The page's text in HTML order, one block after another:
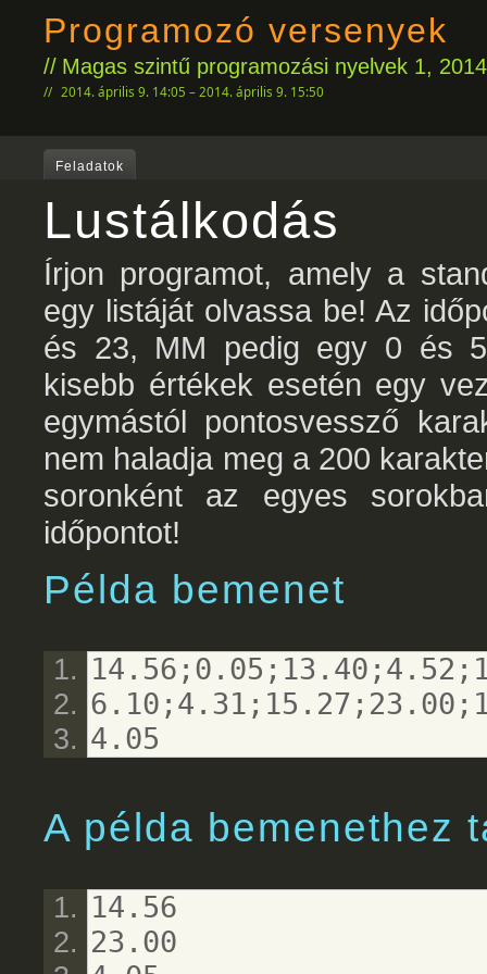
Programozó versenyek
Magas szintű programozási nyelvek 1,
2014. április 9. 14:05 – 2014. április 9. 15:50
Feladatok
Lustálkodás
Írjon programot, amely a
egy listáját olvassa be! Az
és 23, MM pedig egy 0 és
kisebb értékek esetén egy
egymástól pontosvessző
nem haladja meg a 200
soronként az egyes
időpontot!
Példa bemenet
4.05
A példa bemenethez
14.56
23.00